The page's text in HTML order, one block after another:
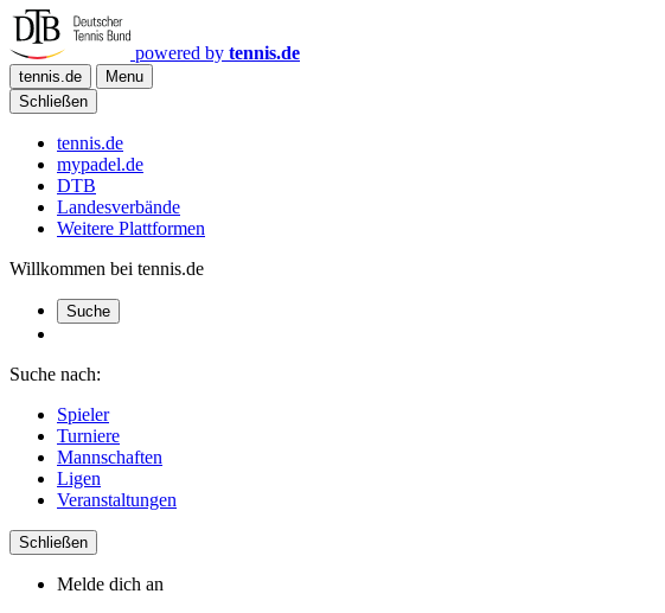
powered by tennis.de
tennis.de
Menu
Schließen
tennis.de
mypadel.de
DTB
Landesverbände
Weitere Plattformen
Willkommen bei tennis.de
Suche
Suche nach:
Spieler
Turniere
Mannschaften
Ligen
Veranstaltungen
Schließen
Melde dich an